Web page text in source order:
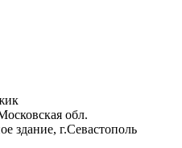
обл.
здание, г.Севастополь